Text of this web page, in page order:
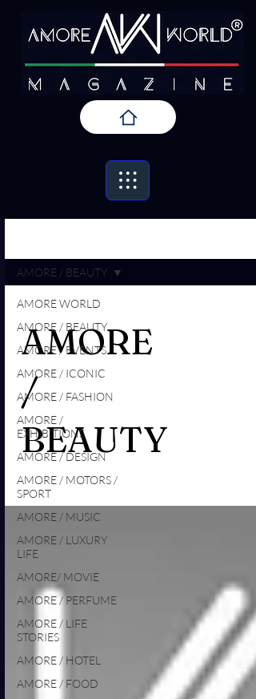
AMORE WORLD
AMORE / BEAUTY
AMORE / EVENTS
AMORE / ICONIC
AMORE / FASHION
AMORE /
EXHIBITIONS
AMORE / DESIGN
AMORE / MOTORS /
SPORT
AMORE / MUSIC
AMORE / LUXURY
LIFE
AMORE/ MOVIE
AMORE / PERFUME
AMORE / LIFE
STORIES
AMORE / HOTEL
AMORE / FOOD
AMORE / BEAUTY
AMORE
/
BEAUTY